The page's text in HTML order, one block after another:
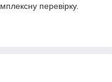
перевірку.